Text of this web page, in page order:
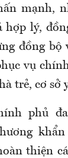
mạnh,
hợp lý,
đồng bộ
vụ
trẻ, cơ sở
phủ
thiện